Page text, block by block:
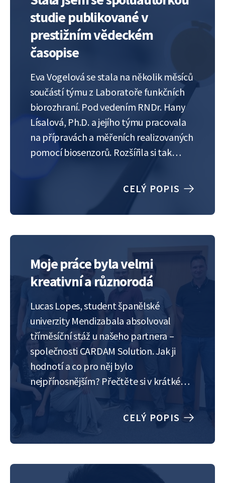
studie publikované v
prestižním vědeckém
časopise
Eva Vogelová se stala na několik měsíců
součástí týmu z Laboratoře funkčních
biorozhraní. Pod vedením RNDr. Hany
Lísalová, Ph.D. a jejího týmu pracovala
na přípravách a měřeních realizovaných
pomocí biosenzorů. Rozšířila si tak
škole a zjistila, že její obor má daleko
větší přesah, než si původně myslela. O
průběhu…
CELÝ POPIS
Moje práce byla velmi
kreativní a různorodá
Lucas Lopes, student španělské
univerzity Mendizabala absolvoval
tříměsíční stáž u našeho partnera –
společnosti CARDAM Solution. Jak ji
hodnotí a co pro něj bylo
nejpřínosnějším? Přečtěte si v krátkém
rozhovoru. Co pro tebe bylo na stáži
nejlepší? Překvapila tě něčím? Stáž
byla opravdu skvělá, od kolegů jsem se
naučil spoustu nových věcí. Práce byla
CELÝ POPIS